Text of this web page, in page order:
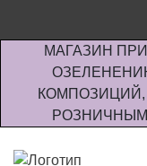
МАГАЗИН